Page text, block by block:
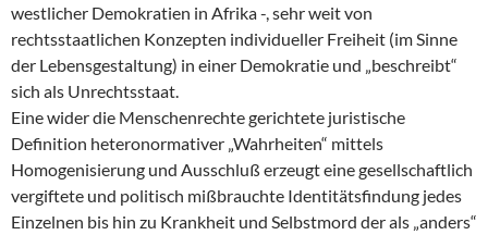
westlicher Demokratien in Afrika -, sehr weit von
rechtsstaatlichen Konzepten individueller Freiheit (im Sinne
der Lebensgestaltung) in einer Demokratie und „beschreibt“
sich als Unrechtsstaat.
Eine wider die Menschenrechte gerichtete juristische
Definition heteronormativer „Wahrheiten“ mittels
Homogenisierung und Ausschluß erzeugt eine gesellschaftlich
vergiftete und politisch mißbrauchte Identitätsfindung jedes
Einzelnen bis hin zu Krankheit und Selbstmord der als „anders“